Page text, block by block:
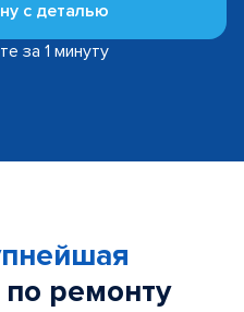
с деталью
за 1 минуту
по ремонту